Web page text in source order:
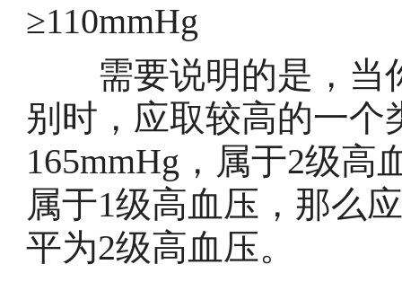
≥110mmHg
需要说明的是，当
别时，应取较高的一
165mmHg，属于2级高
属于1级高血压，那么
平为2级高血压。